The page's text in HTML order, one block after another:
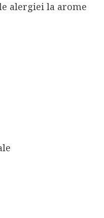
alergiei la arome